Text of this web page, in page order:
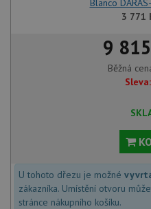
3 771
9
Běžná
Sleva:
U tohoto dřezu je možné
zákazníka. Umístění otvoru
stránce nákupního košíku.